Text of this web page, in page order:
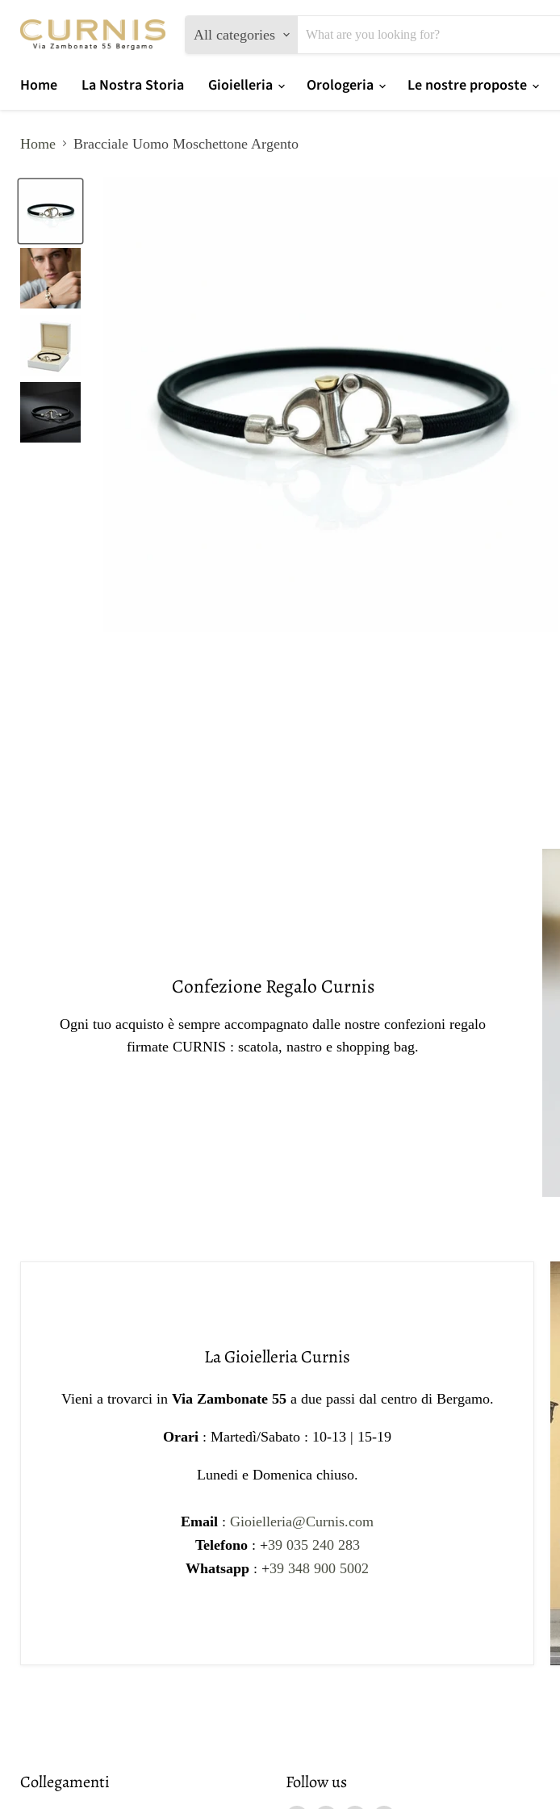
All categories
Home La Nostra Storia Gioielleria Orologeria Le nostre proposte
Home Bracciale Uomo Moschettone Argento
Confezione Regalo Curnis
Ogni tuo acquisto è sempre accompagnato dalle nostre confezioni regalo
firmate CURNIS : scatola, nastro e shopping bag.
La Gioielleria Curnis
Vieni a trovarci in Via Zambonate 55 a due passi dal centro di Bergamo.
Orari : Martedì/Sabato : 10-13 | 15-19
Lunedi e Domenica chiuso.
Email : Gioielleria@Curnis.com
Telefono: +39 035 240 283
Whatsapp : +39 348 900 5002
Collegamenti Follow us